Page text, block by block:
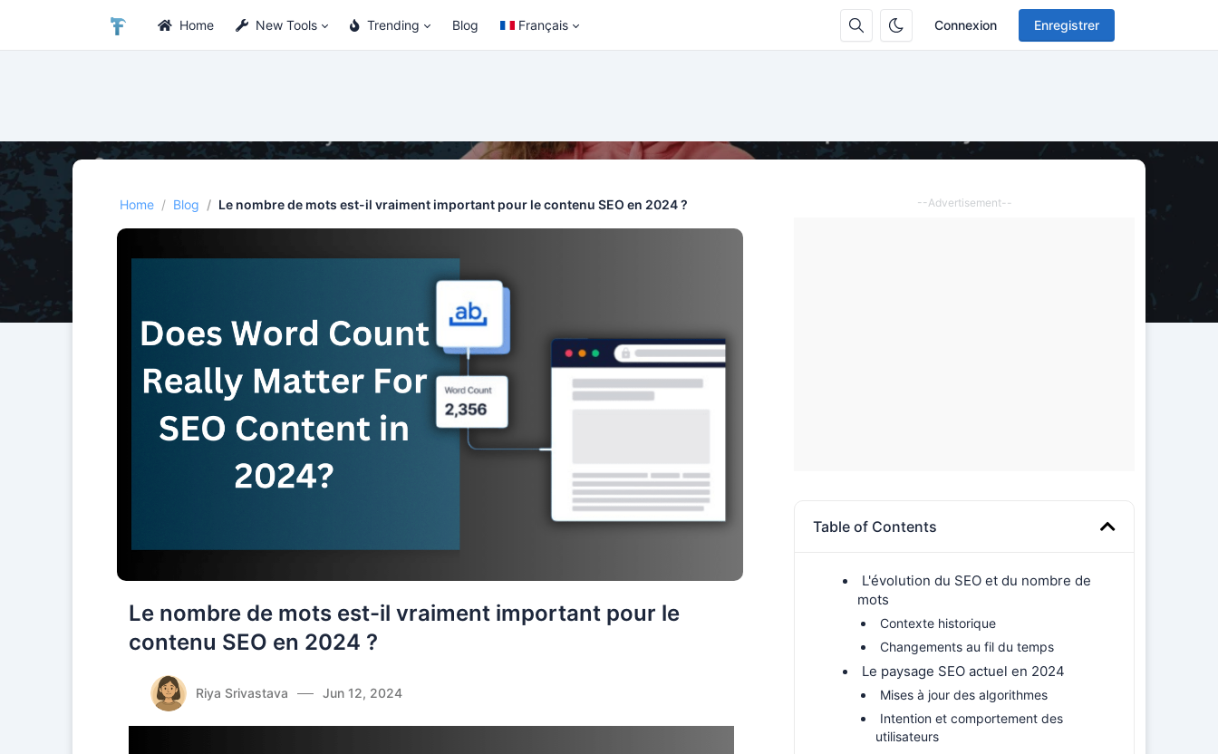
Connexion Enregistrer
Home New Tools Trending Blog Français
Home Blog Le nombre de mots est-il vraiment important pour le contenu SEO en 2024 ?
Le nombre de mots est-il vraiment important pour le
contenu SEO en 2024 ?
Riya Srivastava Jun 12, 2024
--Advertisement--
Table of Contents
L'évolution du SEO et du nombre de
mots
Contexte historique
Changements au fil du temps
Le paysage SEO actuel en 2024
Mises à jour des algorithmes
Intention et comportement des
utilisateurs